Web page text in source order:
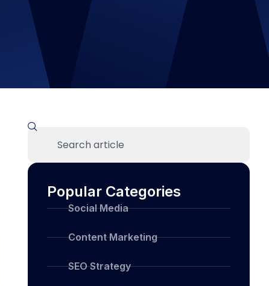
Popular Categories
Social Media
Content Marketing
SEO Strategy